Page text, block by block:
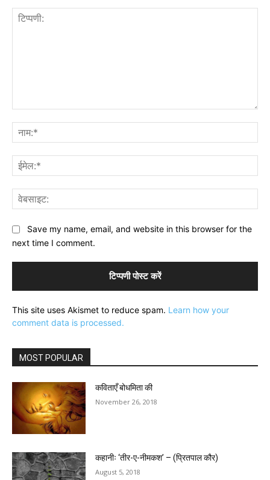
Save my name, email, and website in this browser for the
next time I comment.
This site uses Akismet to reduce spam. Learn how your
comment data is processed.
MOST POPULAR
कविताएँ बोधमिता की
November 26, 2018
कहानीः ‘तीर-ए-नीमकश’ – (प्रितपाल कौर)
August 5, 2018